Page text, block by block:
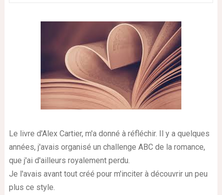
Le livre d'Alex Cartier, m'a donné à réfléchir. Il y a quelques
années, j'avais organisé un challenge ABC de la romance,
que j'ai d'ailleurs royalement perdu.
Je l'avais avant tout créé pour m'inciter à découvrir un peu
plus ce style.